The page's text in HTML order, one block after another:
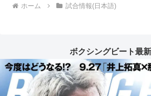
ホーム 試合情報(日本語)
ボクシングビート最